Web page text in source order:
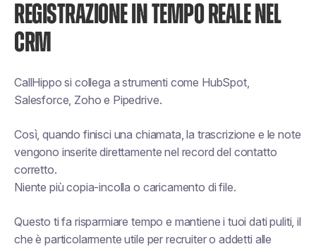
REGISTRAZIONE IN TEMPO REALE NEL
CRM
CallHippo si collega a strumenti come HubSpot,
Salesforce, Zoho e Pipedrive.
Così, quando finisci una chiamata, la trascrizione e le note
vengono inserite direttamente nel record del contatto
corretto.
Niente più copia-incolla o caricamento di file.
Questo ti fa risparmiare tempo e mantiene i tuoi dati puliti, il
che è particolarmente utile per recruiter o addetti alle